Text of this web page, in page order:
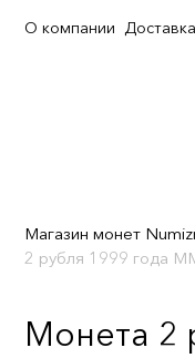
О компании
Магазин монет
2 рубля 1999 года
Монета 2